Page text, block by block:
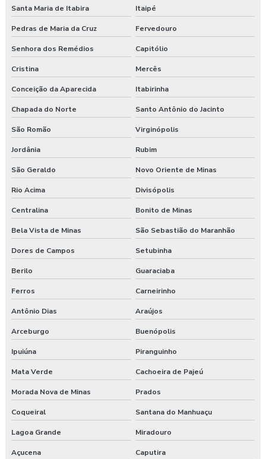
Santa Maria de Itabira Itaipé
Pedras de Maria da Cruz Fervedouro
Senhora dos Remédios Capitólio
Cristina Mercês
Conceição da Aparecida Itabirinha
Chapada do Norte Santo Antônio do Jacinto
São Romão Virginópolis
Jordânia Rubim
São Geraldo Novo Oriente de Minas
Rio Acima Divisópolis
Centralina Bonito de Minas
Bela Vista de Minas São Sebastião do Maranhão
Dores de Campos Setubinha
Berilo Guaraciaba
Ferros Carneirinho
Antônio Dias Araújos
Arceburgo Buenópolis
Ipuiúna Piranguinho
Mata Verde Cachoeira de Pajeú
Morada Nova de Minas Prados
Coqueiral Santana do Manhuaçu
Lagoa Grande Miradouro
Açucena Caputira